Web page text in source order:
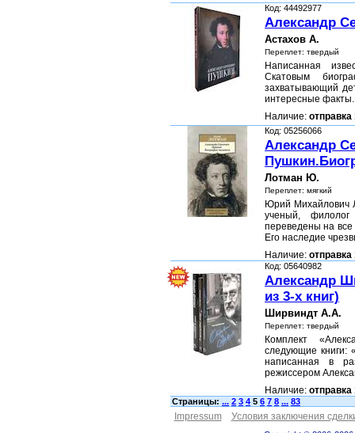
Код: 44492977
Александр
Астахов А.
Переплет: твердый
Написанная
Скатовым
захватывающий
интересные
Наличие: отправка
Код: 05256066
Александр
Лотман Ю.
Переплет: мягкий
Юрий Михайлович
ученый,
переведены на все
Его наследие
Наличие: отправка
Код: 05640982
Александр
из 3-х книг)
Ширвиндт А.А.
Переплет: твердый
Комплект
следующие книги:
написанная в
режиссером
Наличие: отправка
Страницы: ... 2 3 4 5 6 7 8 ... 83
Impressum Условия заключения